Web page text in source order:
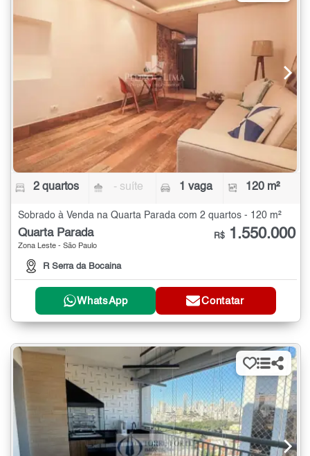
2 quartos - suíte 1 vaga 120 m²
Sobrado à Venda na Quarta Parada com 2 quartos - 120 m²
Quarta Parada
Zona Leste - São Paulo
R Serra da Bocaina
R$ 1.550.000
WhatsApp Contatar